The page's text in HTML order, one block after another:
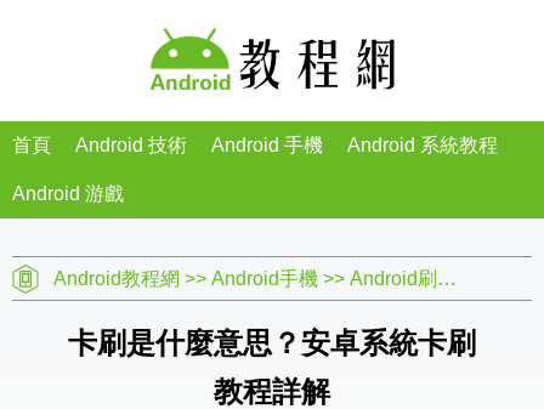
首頁 Android 技術 Android 手機 Android 系統教程
Android 游戲
Android教程網 >> Android手機 >> Android刷機教程
卡刷是什麼意思？安卓系統卡刷
教程詳解